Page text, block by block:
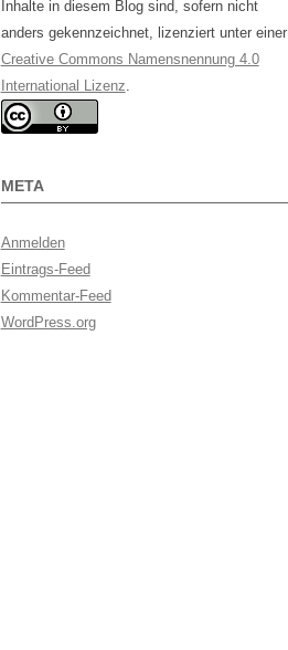
Inhalte in diesem Blog sind, sofern nicht
anders gekennzeichnet, lizenziert unter einer
Creative Commons Namensnennung 4.0
International Lizenz.
META
Anmelden
Eintrags-Feed
Kommentar-Feed
WordPress.org